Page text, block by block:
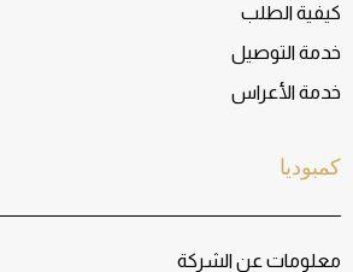
كمبوديا
معلومات عن الشركة
كيفية الطلب
خدمة التوصيل
خدمة الأعراس